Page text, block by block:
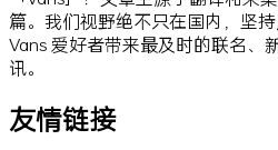
篇。我们视野绝不只在国内，坚
Vans 爱好者带来最及时的联名、
讯。
友情链接